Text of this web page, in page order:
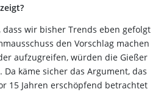
wir bisher Trends eben gefolgt
den Vorschlag machen
aufzugreifen, würden die Gießer
käme sicher das Argument, das
15 Jahren erschöpfend betrachtet